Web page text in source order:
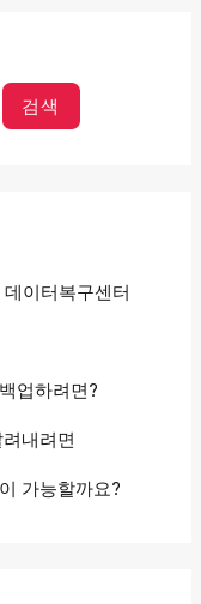
검색
이터복구센터
업하려면?
내려면
가능할까요?